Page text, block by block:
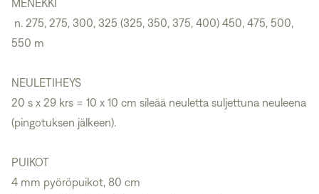
n. 275, 275, 300, 325 (325, 350, 375, 400) 450, 475, 500,
550 m
NEULETIHEYS
20 s x 29 krs = 10 x 10 cm sileää neuletta suljettuna neuleena
(pingotuksen jälkeen).
PUIKOT
4 mm pyöröpuikot, 80 cm